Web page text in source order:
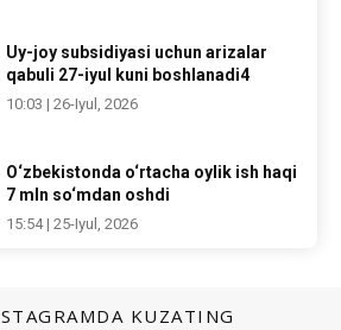
Uy-joy subsidiyasi uchun arizalar
qabuli 27-iyul kuni boshlanadi4
10:03 | 26-Iyul, 2026
O‘zbekistonda o‘rtacha oylik ish haqi
7 mln so‘mdan oshdi
15:54 | 25-Iyul, 2026
KUZATING